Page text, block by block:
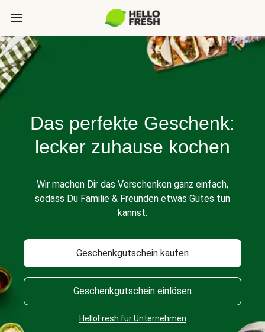
Das perfekte Geschenk:
lecker zuhause kochen
Wir machen Dir das Verschenken ganz einfach,
sodass Du Familie & Freunden etwas Gutes tun
kannst.
Geschenkgutschein kaufen
Geschenkgutschein einlösen
HelloFresh für Unternehmen